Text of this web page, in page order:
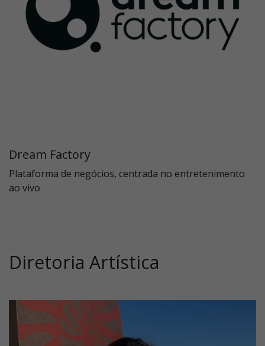
Dream Factory
Plataforma de negócios, centrada no entretenimento
ao vivo
Diretoria Artística